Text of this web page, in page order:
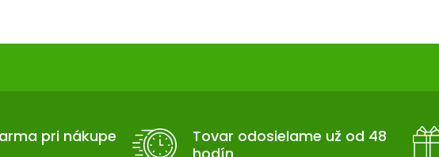
pri nákupe
Tovar odosielame už od 48